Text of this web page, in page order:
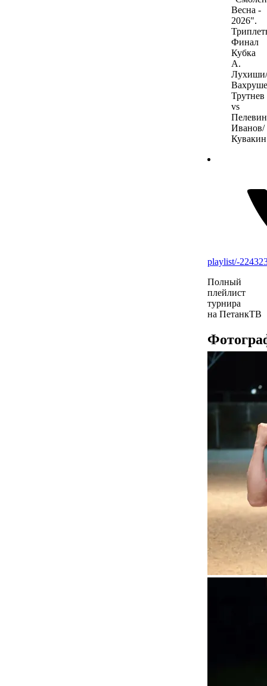
Весна -
2026".
Финал
Кубка
А.
Лухиши/
Трутнев
vs
Иванов/
Кувакин
playlist/-
Полный
плейлист
турнира
на ПетанкТВ